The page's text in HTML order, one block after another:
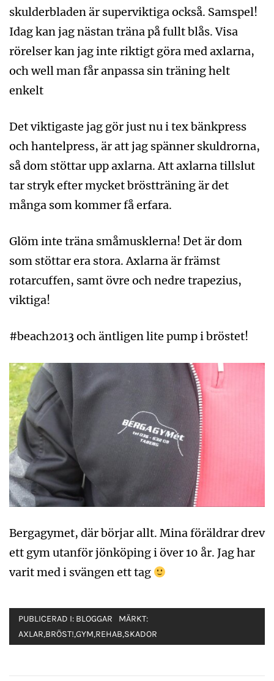
skulderbladen är superviktiga också. Samspel!
Idag kan jag nästan träna på fullt blås. Visa
rörelser kan jag inte riktigt göra med axlarna,
och well man får anpassa sin träning helt
enkelt
Det viktigaste jag gör just nu i tex bänkpress
och hantelpress, är att jag spänner skuldrorna,
så dom stöttar upp axlarna. Att axlarna tillslut
tar stryk efter mycket bröstträning är det
många som kommer få erfara.
Glöm inte träna småmusklerna! Det är dom
som stöttar era stora. Axlarna är främst
rotarcuffen, samt övre och nedre trapezius,
viktiga!
#beach2013 och äntligen lite pump i bröstet!
Bergagymet, där börjar allt. Mina föräldrar drev
ett gym utanför jönköping i över 10 år. Jag har
varit med i svängen ett tag
PUBLICERAD I: BLOGGAR
MÄRKT:
AXLAR,BRÖST!,GYM,REHAB,SKADOR